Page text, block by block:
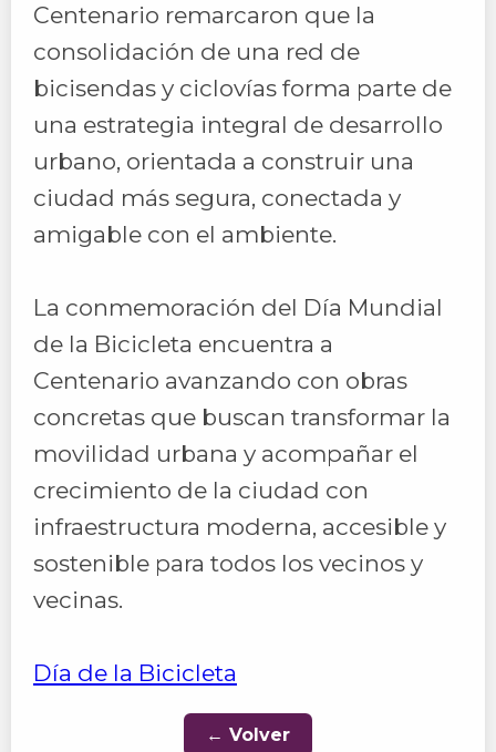
Centenario remarcaron que la
consolidación de una red de
bicisendas y ciclovías forma parte de
una estrategia integral de desarrollo
urbano, orientada a construir una
ciudad más segura, conectada y
amigable con el ambiente.
La conmemoración del Día Mundial
de la Bicicleta encuentra a
Centenario avanzando con obras
concretas que buscan transformar la
movilidad urbana y acompañar el
crecimiento de la ciudad con
infraestructura moderna, accesible y
sostenible para todos los vecinos y
vecinas.
Día de la Bicicleta
← Volver